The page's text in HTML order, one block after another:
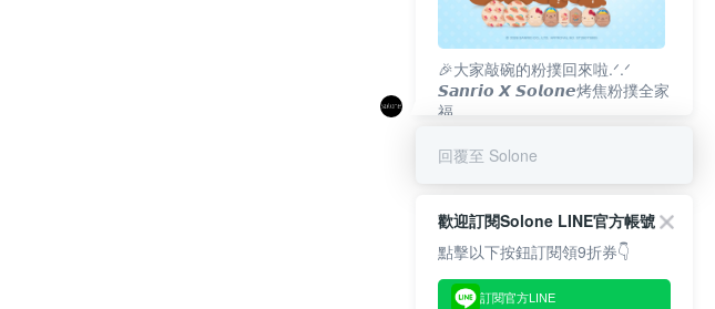
🎉大家敲碗的粉撲回來啦.ᐟ‪‪.ᐟ
𝙎𝙖𝙣𝙧𝙞𝙤 𝙓 𝙎𝙤𝙡𝙤𝙣𝙚烤焦粉撲全家
福
回覆至 Solone
歡迎訂閱Solone LINE官方帳號
點擊以下按鈕訂閱領9折券👇
訂閱官方LINE